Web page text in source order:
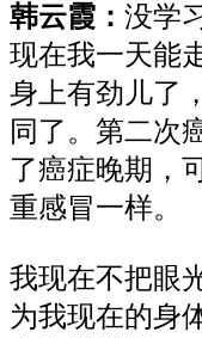
韩云霞： 没学
现在我一天能
身上有劲儿了 ，
同了。第二次
了癌症晚期，
重感冒一样。
我现在不把眼
为我现在的身